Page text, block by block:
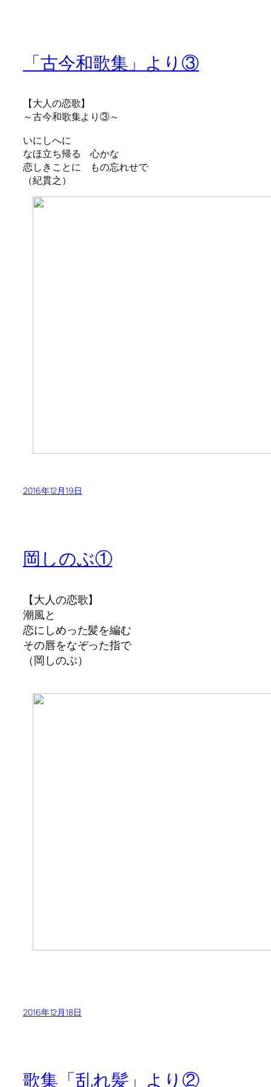
「古今和歌集」より③
【大人の恋歌】
～古今和歌集より③～
いにしへに
なほ立ち帰る 心かな
恋しきことに もの忘れせで
（紀貫之）
2016年12月19日
岡しのぶ①
【大人の恋歌】
潮風と
恋にしめった髪を編む
その唇をなぞった指で
（岡しのぶ）
2016年12月18日
歌集「乱れ髪」より②